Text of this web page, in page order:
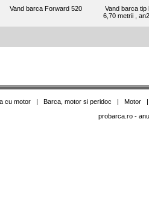
Vand barca Forward 520
Vand barca tip
6,70 metrii ,
cu motor| Barca, motor si peridoc | Motor
probarca.ro-